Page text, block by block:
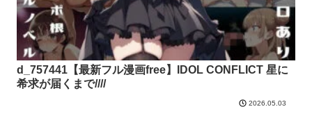
d_757441【最新フル漫画free】IDOL CONFLICT 星に
希求が届くまで////
2026.05.03